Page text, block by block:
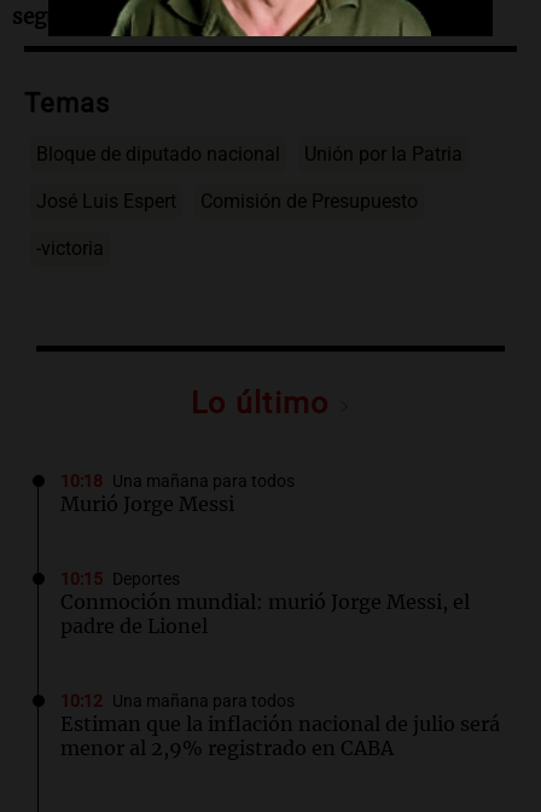
seguir aguardando”,concluyó Tolosa Paz.
Temas
Bloque de diputado nacional Unión por la Patria
José Luis Espert Comisión de Presupuesto
-victoria
Lo último
10:18 Una mañana para todos
Murió Jorge Messi
10:15 Deportes
Conmoción mundial: murió Jorge Messi, el
padre de Lionel
10:12 Una mañana para todos
Estiman que la inflación nacional de julio será
menor al 2,9% registrado en CABA